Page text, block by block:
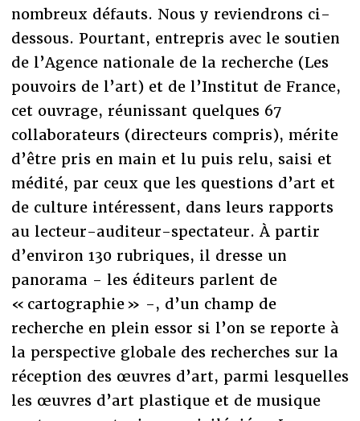
nombreux défauts. Nous y reviendrons ci-
dessous. Pourtant, entrepris avec le soutien
de l’Agence nationale de la recherche (Les
pouvoirs de l’art) et de l’Institut de France,
cet ouvrage, réunissant quelques 67
collaborateurs (directeurs compris), mérite
d’être pris en main et lu puis relu, saisi et
médité, par ceux que les questions d’art et
de culture intéressent, dans leurs rapports
au lecteur-auditeur-spectateur. À partir
d’environ 130 rubriques, il dresse un
panorama - les éditeurs parlent de
« cartographie » -, d’un champ de
recherche en plein essor si l’on se reporte à
la perspective globale des recherches sur la
réception des œuvres d’art, parmi lesquelles
les œuvres d’art plastique et de musique